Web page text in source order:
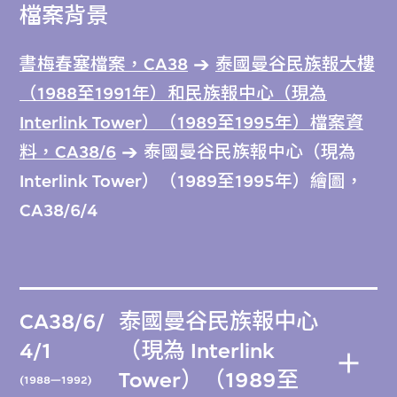
檔案背景
書梅春塞檔案，CA38
泰國曼谷民族報大樓
（1988至1991年）和民族報中心（現為
Interlink Tower）（1989至1995年）檔案資
料，CA38/6
泰國曼谷民族報中心（現為
Interlink Tower）（1989至1995年）繪圖，
CA38/6/4
CA38/6/
4/1
(1988—1992)
泰國曼谷民族報中心
（現為 Interlink
Tower）（1989至